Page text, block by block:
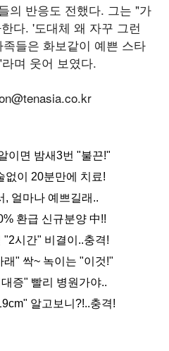
의 반응도 전했다. 그는 "가
다. '도대체 왜 자꾸 그런
들은 화보같이 예쁜 스타
며 웃어 보였다.